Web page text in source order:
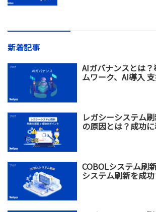
新着記事
AIガバナンスとは
ムワーク、AI導入
レガシーシステム
の原因とは？成功
COBOLシステム刷
システム刷新を成